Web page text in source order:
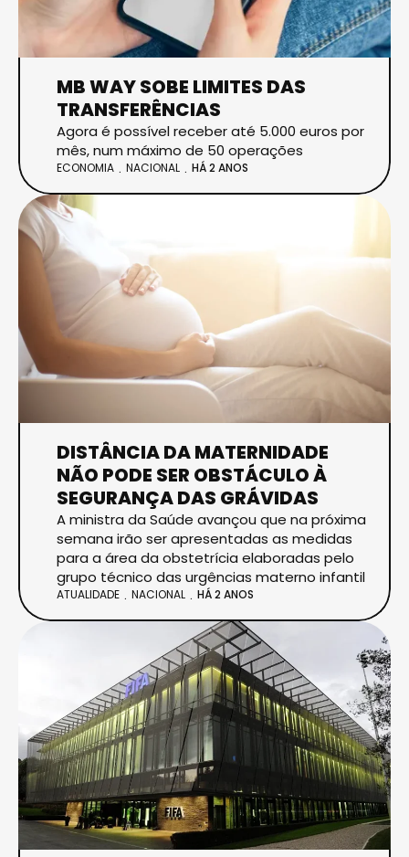
MB WAY SOBE LIMITES DAS
TRANSFERÊNCIAS
Agora é possível receber até 5.000 euros por
mês, num máximo de 50 operações
ECONOMIA NACIONAL HÁ 2 ANOS
DISTÂNCIA DA MATERNIDADE
NÃO PODE SER OBSTÁCULO À
SEGURANÇA DAS GRÁVIDAS
A ministra da Saúde avançou que na próxima
semana irão ser apresentadas as medidas
para a área da obstetrícia elaboradas pelo
grupo técnico das urgências materno infantil
ATUALIDADE NACIONAL HÁ 2 ANOS